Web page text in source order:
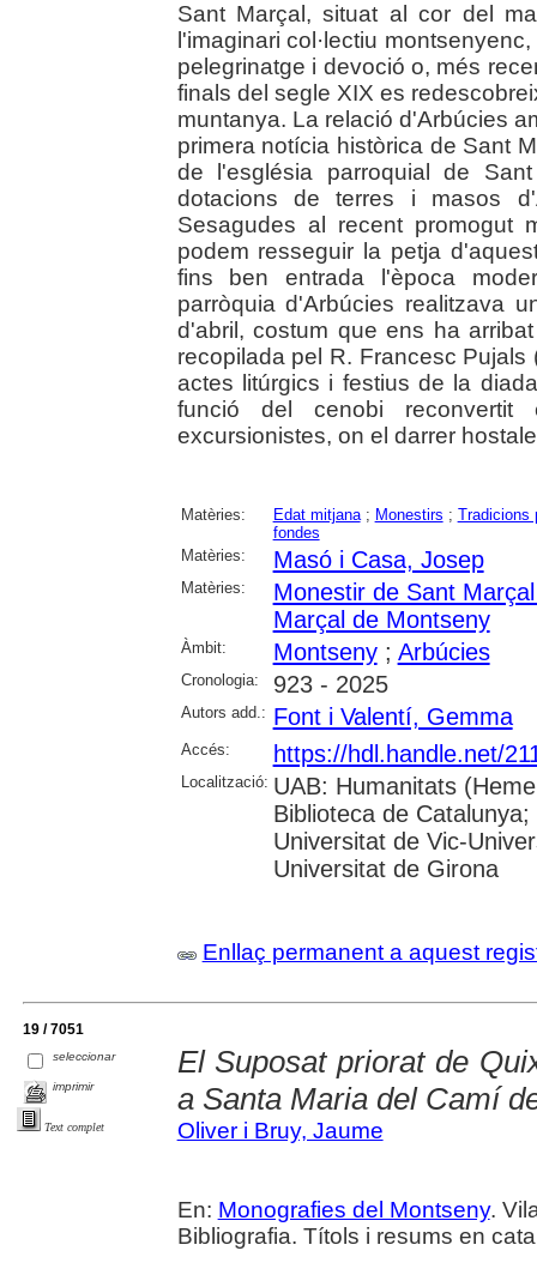
Sant Marçal, situat al cor del
l'imaginari col·lectiu
pelegrinatge i devoció o, més
finals del segle XIX es
muntanya. La relació d'Arbúcies
primera notícia històrica de Sant
de l'església parroquial de
dotacions de terres i masos
Sesagudes al recent promogut
podem resseguir la petja
fins ben entrada l'època
parròquia d'Arbúcies realitzava
d'abril, costum que ens ha
recopilada pel R. Francesc
actes litúrgics i festius de la
funció del cenobi
excursionistes, on el darrer
Matèries: Edat mitjana; Monestirs ; Tradicions
fondes
Matèries:
Masó i Casa, Josep
Matèries:
Monestir de Sant
Marçal de Montseny
Àmbit: Montseny; Arbúcies
Cronologia: 923 - 2025
Autors add.: Font i Valentí, Gemma
Accés: https://hdl.handle.net/
Localització: UAB: Humanitats
Biblioteca de
Universitat de Vic-
Universitat de Girona
Enllaç permanent a aquest
19 / 7051
seleccionar
imprimir
Text complet
El Suposat priorat de
a Santa Maria del Camí
Oliver i Bruy, Jaume
En: Monografies del Montseny.
Bibliografia. Títols i resums en